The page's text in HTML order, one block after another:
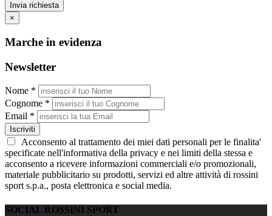
Invia richiesta
×
Marche in evidenza
Newsletter
Nome *
Cognome *
Email *
Iscriviti
Acconsento al trattamento dei miei dati personali per le finalita'
specificate nell'informativa della privacy e nei limiti della stessa e
acconsento a ricevere informazioni commerciali e/o promozionali,
materiale pubblicitario su prodotti, servizi ed altre attività di rossini
sport s.p.a., posta elettronica e social media.
SOCIAL ROSSINI SPORT